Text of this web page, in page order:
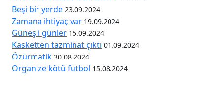
Beşi bir yerde 23.09.2024
Zamana ihtiyaç var 19.09.2024
Güneşli günler 15.09.2024
Kasketten tazminat çıktı 01.09.2024
Özürmatik 30.08.2024
Organize kötü futbol 15.08.2024